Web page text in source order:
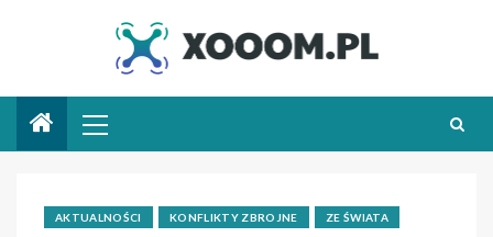
AKTUALNOŚCI KONFLIKTY ZBROJNE ZE ŚWIATA